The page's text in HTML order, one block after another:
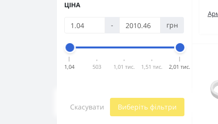
ЦІНА
- грн
1,04 503 1,01 тис. 1,51 тис. 2,01 тис.
Скасувати Виберіть фільтри